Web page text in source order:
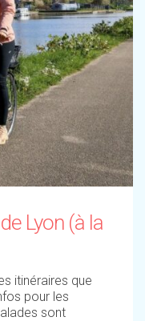
Lyon (à la
itinéraires que
pour les
sont